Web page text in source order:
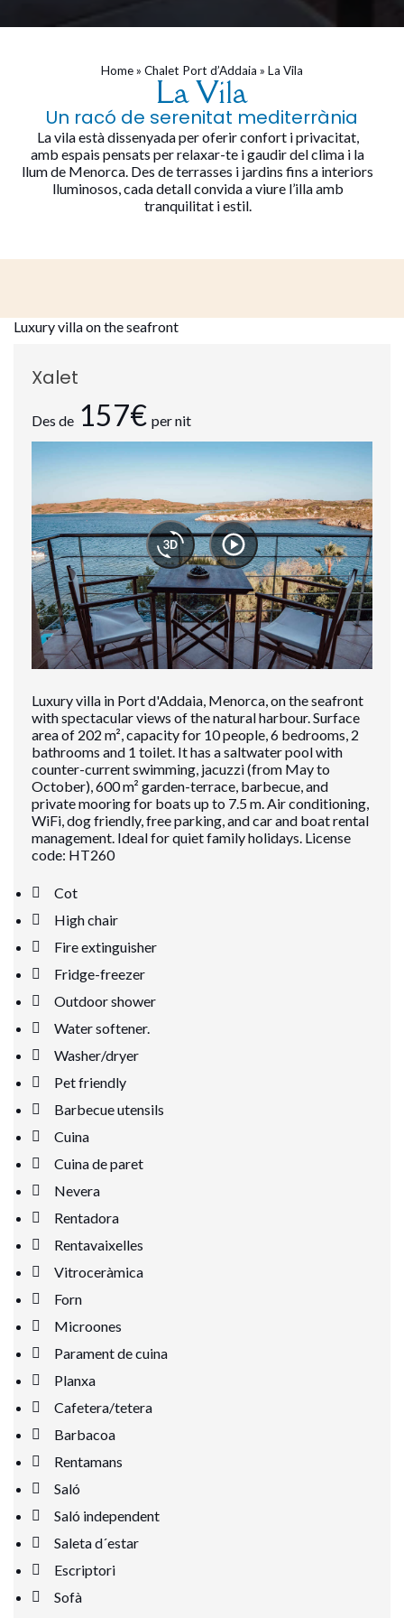
Home» Chalet Port d’Addaia » La Vila
La Vila
Un racó de serenitat mediterrània
La vila està dissenyada per oferir confort i privacitat,
amb espais pensats per relaxar-te i gaudir del clima i la
llum de Menorca. Des de terrasses i jardins fins a interiors
lluminosos, cada detall convida a viure l’illa amb
tranquilitat i estil.
Luxury villa on the seafront
Xalet
Des de 157€ per nit
Luxury villa in Port d'Addaia, Menorca, on the seafront
with spectacular views of the natural harbour. Surface
area of ​​202 m², capacity for 10 people, 6 bedrooms, 2
bathrooms and 1 toilet. It has a saltwater pool with
counter-current swimming, jacuzzi (from May to
October), 600 m² garden-terrace, barbecue, and
private mooring for boats up to 7.5 m. Air conditioning,
WiFi, dog friendly, free parking, and car and boat rental
management. Ideal for quiet family holidays. License
code: HT260
Cot
High chair
Fire extinguisher
Fridge-freezer
Outdoor shower
Water softener.
Washer/dryer
Pet friendly
Barbecue utensils
Cuina
Cuina de paret
Nevera
Rentadora
Rentavaixelles
Vitroceràmica
Forn
Microones
Parament de cuina
Planxa
Cafetera/tetera
Barbacoa
Rentamans
Saló
Saló independent
Saleta d´estar
Escriptori
Sofà